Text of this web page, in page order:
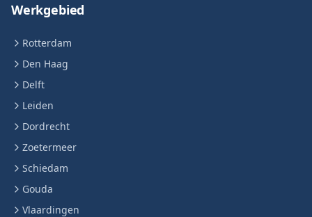
Werkgebied
Rotterdam
Den Haag
Delft
Leiden
Dordrecht
Zoetermeer
Schiedam
Gouda
Vlaardingen